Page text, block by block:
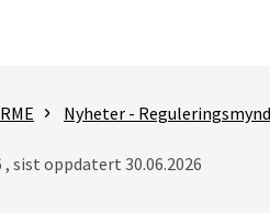
Nyheter -
, sist oppdatert 30.06.2026